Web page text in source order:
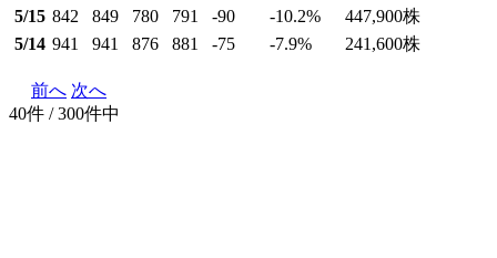
5/15 842 849 780 791 -90 -10.2% 447,900株
5/14 941 941 876 881 -75 -7.9% 241,600株
前へ 次へ
40件 / 300件中